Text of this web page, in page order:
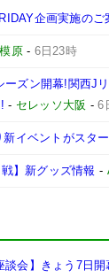
企画実施のご
原- 6日23時
ズン開幕!関西J
- セレッソ大阪 -6
イベントがスタ
】新グッズ情報 -
談会】きょう7日